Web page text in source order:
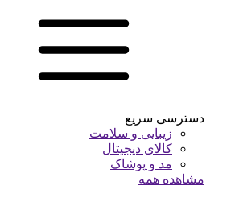
دسترسی سریع
زیبایی و سلامت
کالای دیجیتال
مد و پوشاک
مشاهده همه